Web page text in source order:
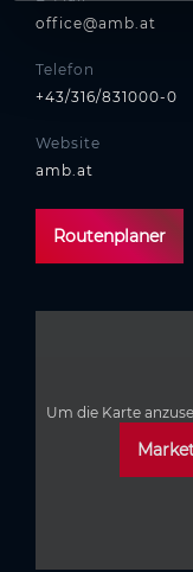
office@amb.at
Telefon
+43/316/831000-0
Website
amb.at
Routenplaner
Um die Karte